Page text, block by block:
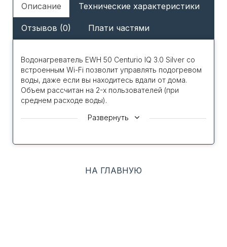
Описание Технические характеристики
Отзывов (0) Плати частями
Водонагреватель EWH 50 Centurio IQ 3.0 Silver со
встроенным Wi-Fi позволит управлять подогревом
воды, даже если вы находитесь вдали от дома.
Объем рассчитан на 2-х пользователей (при
среднем расходе воды).
Стильный компактный прибор можно установить в
сможете разместить устройство практически в
Система сухих независимых ТЭНов "X-Heat" при
Развернуть
НА ГЛАВНУЮ